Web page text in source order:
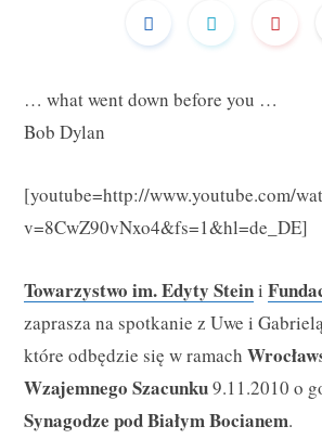
… what went down before you …
Bob Dylan
[youtube=http://www.youtube.com/
v=8CwZ90vNxo4&fs=1&hl=de_DE]
Towarzystwo im. Edyty Steini
zaprasza na spotkanie z Uwe i
które odbędzie się w ramach
Wzajemnego Szacunku9.11.2010 o
Synagodze pod Białym Bocianem.